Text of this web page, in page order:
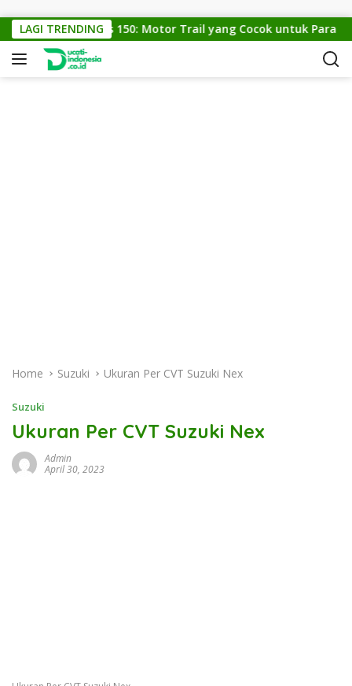
LAGI TRENDING
KTM Cross 150: Motor Trail yang Cocok untuk Para
Home Suzuki Ukuran Per CVT Suzuki Nex
Suzuki
Ukuran Per CVT Suzuki Nex
Admin
April 30, 2023